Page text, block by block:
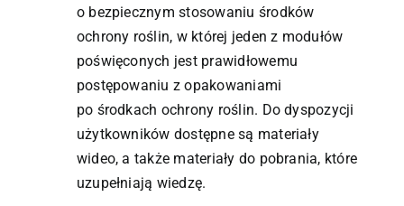
o bezpiecznym stosowaniu środków
ochrony roślin, w której jeden z modułów
poświęconych jest prawidłowemu
postępowaniu z opakowaniami
po środkach ochrony roślin. Do dyspozycji
użytkowników dostępne są materiały
wideo, a także materiały do pobrania, które
uzupełniają wiedzę.